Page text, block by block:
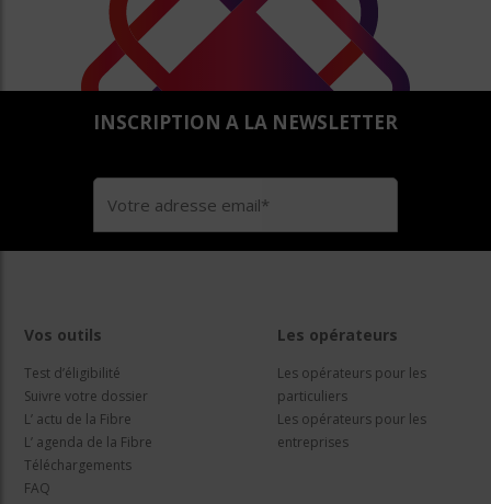
INSCRIPTION A LA NEWSLETTER
Vos outils
Test d’éligibilité
Suivre votre dossier
L’ actu de la Fibre
L’ agenda de la Fibre
Téléchargements
FAQ
Les opérateurs
Les opérateurs pour les
particuliers
Les opérateurs pour les
entreprises